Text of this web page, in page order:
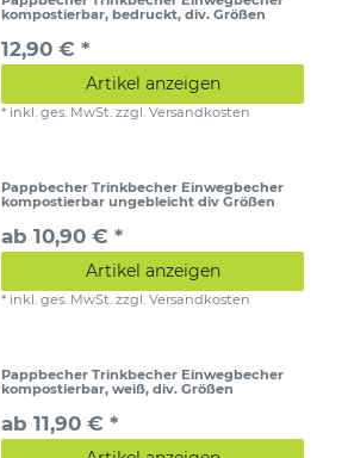
kompostierbar, bedruckt, div. Größen
12,90 € *
Artikel anzeigen
* inkl. ges. MwSt. zzgl.Versandkosten
Pappbecher Trinkbecher Einwegbecher
kompostierbar ungebleicht div Größen
ab 10,90 € *
Artikel anzeigen
* inkl. ges. MwSt. zzgl.Versandkosten
Pappbecher Trinkbecher Einwegbecher
kompostierbar, weiß, div. Größen
ab 11,90 € *